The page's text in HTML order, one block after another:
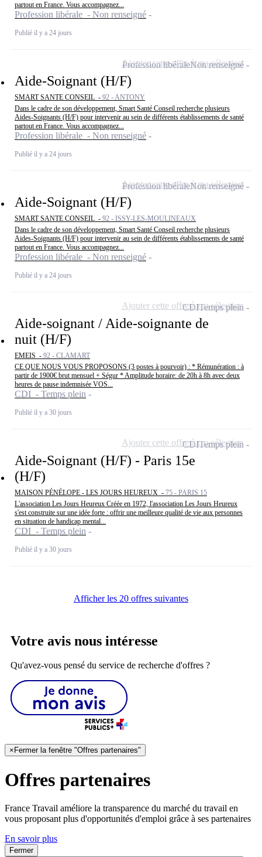
partout en France. Vous accompagnez...
Profession libérale - Non renseigné
Publié il y a 24 jours
Aide-Soignant (H/F)
SMART SANTE CONSEIL - 92 - ANTONY
Dans le cadre de son développement, Smart Santé Conseil recherche plusieurs
Aides-Soignants (H/F) pour intervenir au sein de différents établissements de santé
partout en France. Vous accompagnez...
Profession libérale - Non renseigné
Publié il y a 24 jours
Profession libéraleNon renseigné
Ajouter cette offre à ma sélection
Aide-Soignant (H/F)
SMART SANTE CONSEIL - 92 - ISSY-LES-MOULINEAUX
Dans le cadre de son développement, Smart Santé Conseil recherche plusieurs
Aides-Soignants (H/F) pour intervenir au sein de différents établissements de santé
partout en France. Vous accompagnez...
Profession libérale - Non renseigné
Publié il y a 24 jours
Profession libéraleNon renseigné
Ajouter cette offre à ma sélection
Aide-soignant / Aide-soignante de
nuit (H/F)
EMEIS - 92 - CLAMART
CE QUE NOUS VOUS PROPOSONS (3 postes à pourvoir) : * Rémunération : à
partir de 1900€ brut mensuel + Ségur * Amplitude horaire: de 20h à 8h avec deux
heures de pause indemnisée VOS...
CDI - Temps plein
Publié il y a 30 jours
CDITemps plein
Ajouter cette offre à ma sélection
Aide-Soignant (H/F) - Paris 15e
(H/F)
MAISON PÉNÉLOPE - LES JOURS HEUREUX - 75 - PARIS 15
L'association Les Jours Heureux Créée en 1972, l'association Les Jours Heureux
s'est construite sur une idée forte : offrir une meilleure qualité de vie aux personnes
en situation de handicap mental...
CDI - Temps plein
Publié il y a 30 jours
CDITemps plein
Ajouter cette offre à ma sélection
Afficher les 20 offres suivantes
Votre avis nous intéresse
Qu'avez-vous pensé du service de recherche d'offres ?
× Fermer la fenêtre "Offres partenaires"
Offres partenaires
France Travail améliore la transparence du marché du travail en
vous proposant plus d'opportunités d'emploi grâce à ses partenaires
En savoir plus
Fermer